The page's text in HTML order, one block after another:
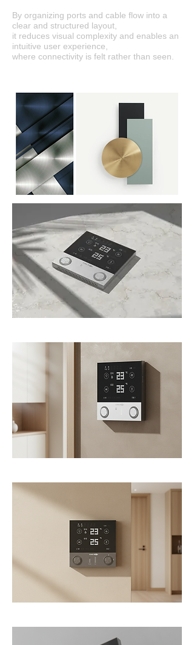
By organizing ports and cable flow into a
clear and structured layout,
it reduces visual complexity and enables an
intuitive user experience,
where connectivity is felt rather than seen.